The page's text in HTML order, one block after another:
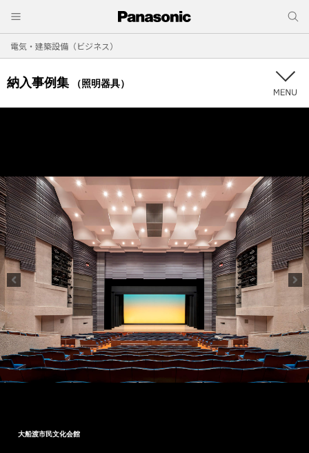
電気・建築設備（ビジネス）
納入事例集 （照明器具）
大船渡市民文化会館